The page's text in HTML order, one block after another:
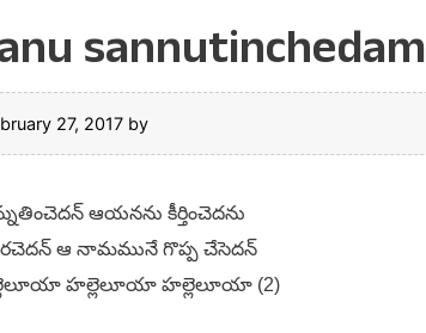
sannutinchedam
27, 2017 by
ఆయనను కీర్తించెదను
ఆ నామమునే గొప్ప చేసెదన్
హల్లెలూయా హల్లెలూయా (2)